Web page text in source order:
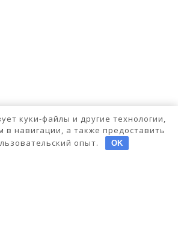
куки-файлы и другие технологии,
навигации, а также предоставить
опыт.
OK